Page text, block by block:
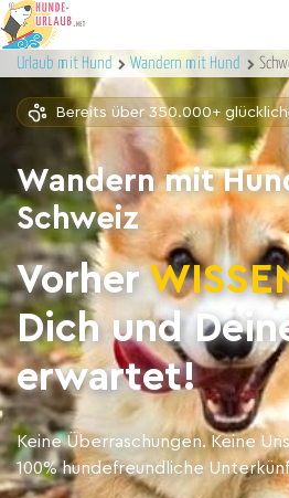
Urlaub mit Hund Wandern mit Hund
Bereits über 350.000+
Wandern mit
Schweiz
Vorher
Dich und
erwartet!
Keine Überraschungen. Keine
100% hundefreundliche